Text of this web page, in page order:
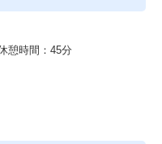
憩時間：45分